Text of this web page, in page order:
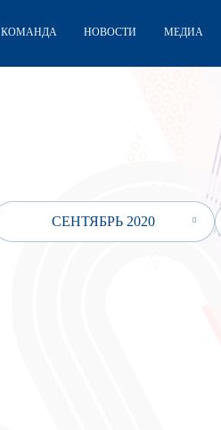
КОМАНДА НОВОСТИ МЕДИА
СЕНТЯБРЬ 2020